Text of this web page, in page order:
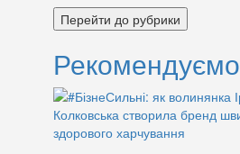
Перейти до рубрики
Рекомендуємо